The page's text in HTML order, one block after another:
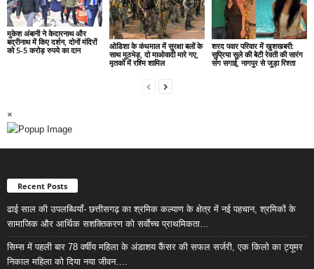
मुकेश अंबानी ने केदारनाथ और
बद्रीनाथ में किए दर्शन, दोनों मंदिरों
को 5-5 करोड़ रुपये का दान
ओडिशा के कंधमाल में सुरक्षा बलों के
साथ मुठभेड़, दो माओवादी मारे गए,
मृतकों में रश्मि शामिल
शरद पवार परिवार में खुशखबरी:
सुप्रिया सुले की बेटी रेवती की सारंग
संग सगाई, नागपुर से जुड़ा रिश्ता
×
Recent Posts
ढाई साल की उपलब्धियाँ- छत्तीसगढ़ का श्रमिक कल्याण के क्षेत्र में नई पहचान, श्रमिकों के
सामाजिक और आर्थिक सशक्तिकरण को सर्वाेच्च प्राथमिकता…
सिम्स में पहली बार 78 वर्षीय महिला के अंडाशय कैंसर की सफल सर्जरी, एक किलो का ट्यूमर
निकाल महिला को दिया नया जीवन….